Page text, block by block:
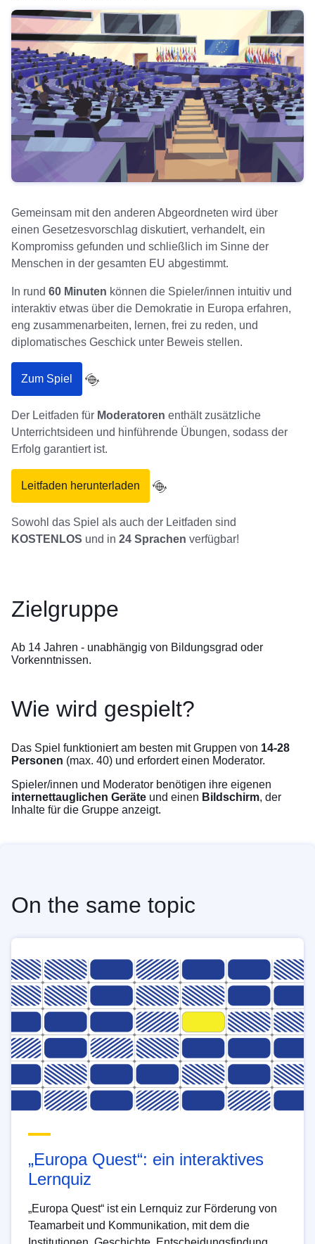
Gemeinsam mit den anderen Abgeordneten wird über
einen Gesetzesvorschlag diskutiert, verhandelt, ein
Kompromiss gefunden und schließlich im Sinne der
Menschen in der gesamten EU abgestimmt.
In rund 60 Minuten können die Spieler/innen intuitiv und
interaktiv etwas über die Demokratie in Europa erfahren,
eng zusammenarbeiten, lernen, frei zu reden, und
diplomatisches Geschick unter Beweis stellen.
Zum Spiel
Der Leitfaden für Moderatoren enthält zusätzliche
Unterrichtsideen und hinführende Übungen, sodass der
Erfolg garantiert ist.
Leitfaden herunterladen
Sowohl das Spiel als auch der Leitfaden sind
KOSTENLOS und in 24 Sprachen verfügbar!
Zielgruppe
Ab 14 Jahren - unabhängig von Bildungsgrad oder
Vorkenntnissen.
Wie wird gespielt?
Das Spiel funktioniert am besten mit Gruppen von 14-28
Personen (max. 40) und erfordert einen Moderator.
Spieler/innen und Moderator benötigen ihre eigenen
internettauglichen Geräte und einen Bildschirm, der
Inhalte für die Gruppe anzeigt.
On the same topic
„Europa Quest“: ein interaktives
Lernquiz
„Europa Quest“ ist ein Lernquiz zur Förderung von
Teamarbeit und Kommunikation, mit dem die